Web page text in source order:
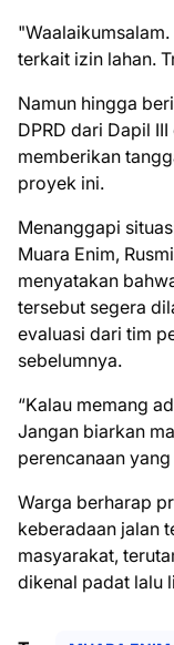
terkait izin lahan.
‎Namun hingga
DPRD dari Dapil
memberikan
proyek ini.
‎Menanggapi
Muara Enim,
menyatakan
tersebut segera
evaluasi dari tim
sebelumnya.
‎“Kalau memang
Jangan biarkan
perencanaan
‎Warga berharap
keberadaan jalan
masyarakat,
dikenal padat lalu